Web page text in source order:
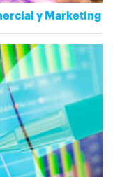
y Marketing